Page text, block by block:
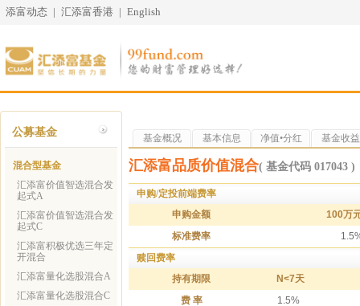
添富动态 | 汇添富香港 | English
公募基金
混合型基金
汇添富价值智选混合发
起式A
汇添富价值智选混合发
起式C
汇添富积极优选三年定
开混合
汇添富量化选股混合A
汇添富量化选股混合C
基金概况 基本信息 净值•分红 基金收益
汇添富品质价值混合( 基金代码 017043 )
申购/定投前端费率
申购金额 100万
标准费率
赎回费率
持有期限 N<7天
费 率 1.5%